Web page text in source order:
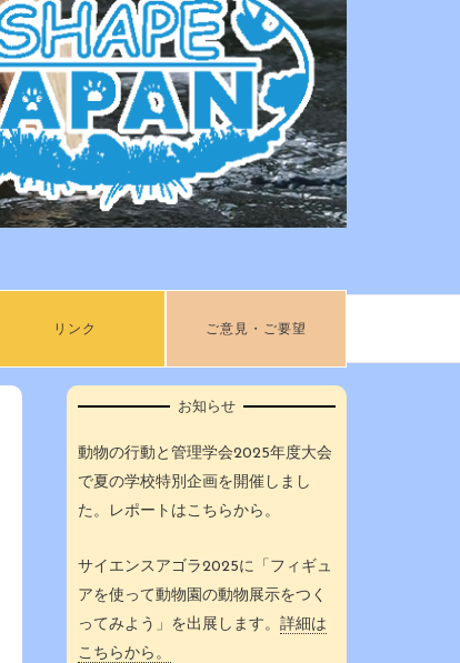
リンク ご意見・ご要望
お知らせ
動物の行動と管理学会2025年度大会
で夏の学校特別企画を開催しまし
た。レポートはこちらから。
サイエンスアゴラ2025に「フィギュ
アを使って動物園の動物展示をつく
ってみよう」を出展します。 詳細は
こちらから。